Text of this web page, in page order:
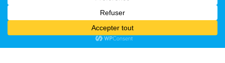
Kadence WP